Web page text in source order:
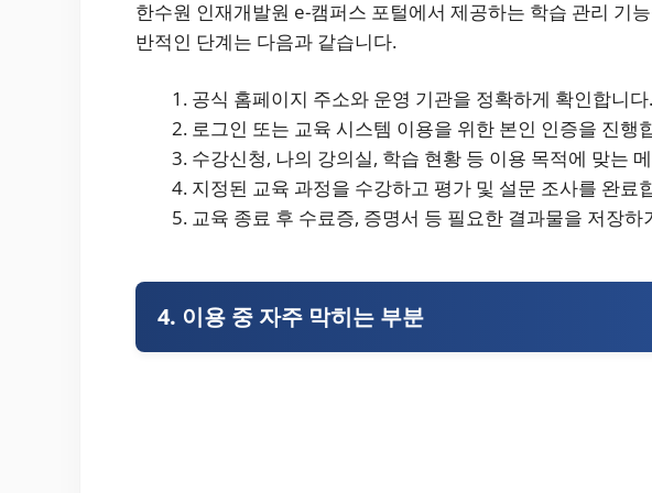
한수원 인재개발원 e-캠퍼스 포털에서 제공하는 학습 관리 기
반적인 단계는 다음과 같습니다.
공식 홈페이지 주소와 운영 기관을 정확하게 확인합니다.
로그인 또는 교육 시스템 이용을 위한 본인 인증을 진행
수강신청, 나의 강의실, 학습 현황 등 이용 목적에 맞는
지정된 교육 과정을 수강하고 평가 및 설문 조사를 완료
교육 종료 후 수료증, 증명서 등 필요한 결과물을 저장하
4. 이용 중 자주 막히는 부분